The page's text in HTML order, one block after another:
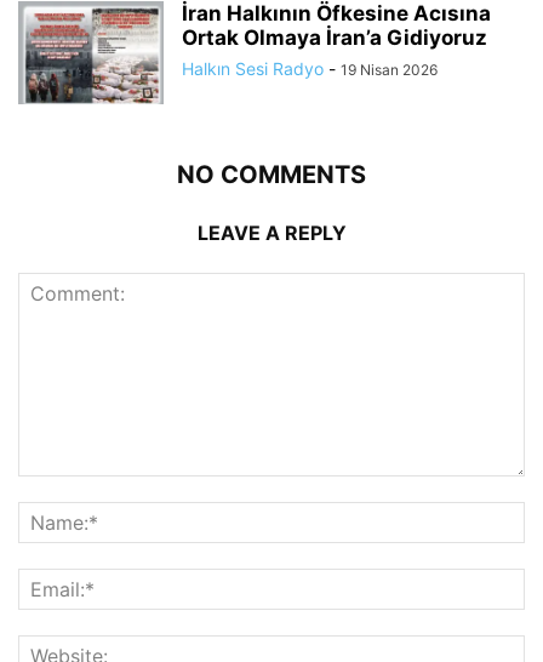
İran Halkının Öfkesine Acısına
Ortak Olmaya İran’a Gidiyoruz
Halkın Sesi Radyo - 19 Nisan 2026
NO COMMENTS
LEAVE A REPLY